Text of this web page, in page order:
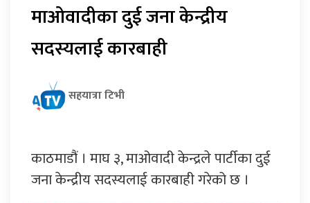
माओवादीका दुई जना केन्द्रीय
सदस्यलाई कारबाही
सहयात्रा टिभी
काठमाडौं । माघ ३, माओवादी केन्द्रले पार्टीका दुई
जना केन्द्रीय सदस्यलाई कारबाही गरेको छ ।